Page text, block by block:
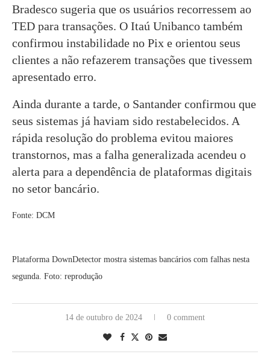
Bradesco sugeria que os usuários recorressem ao
TED para transações. O Itaú Unibanco também
confirmou instabilidade no Pix e orientou seus
clientes a não refazerem transações que tivessem
apresentado erro.
Ainda durante a tarde, o Santander confirmou que
seus sistemas já haviam sido restabelecidos. A
rápida resolução do problema evitou maiores
transtornos, mas a falha generalizada acendeu o
alerta para a dependência de plataformas digitais
no setor bancário.
Fonte: DCM
Plataforma DownDetector mostra sistemas bancários com falhas nesta
segunda. Foto: reprodução
14 de outubro de 2024 0 comment